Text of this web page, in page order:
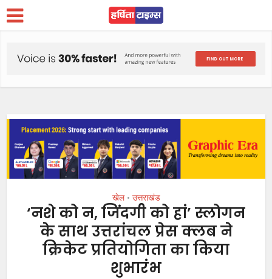
खेल • उत्तराखंड
‘नशे को न, जिंदगी को हां’ स्लोगन
के साथ उत्तरांचल प्रेस क्लब ने
क्रिकेट प्रतियोगिता का किया
शुभारंभ